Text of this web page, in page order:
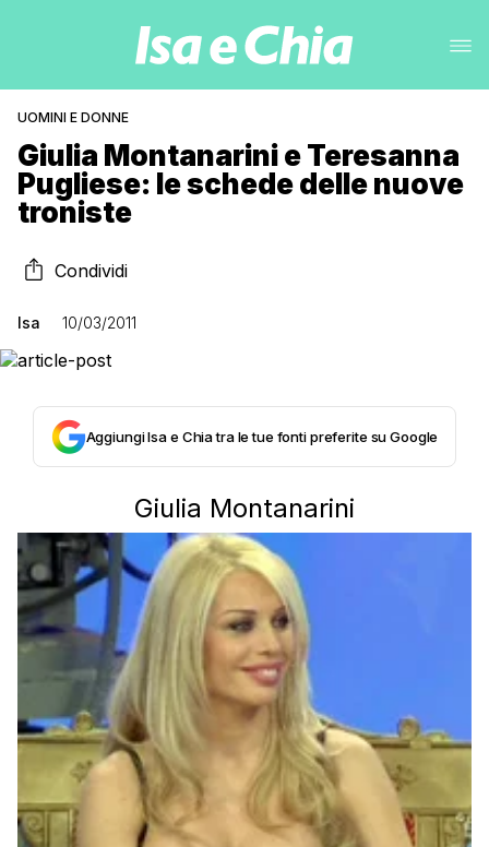
UOMINI E DONNE
Giulia Montanarini e Teresanna
Pugliese: le schede delle nuove
troniste
Condividi
Isa 10/03/2011
Aggiungi Isa e Chia tra le tue fonti preferite su Google
Giulia Montanarini